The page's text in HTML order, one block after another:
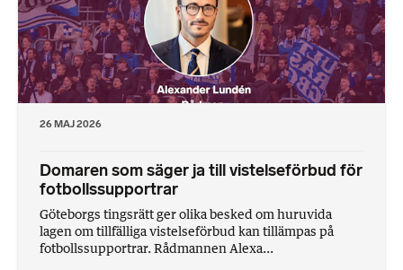
26 MAJ 2026
Domaren som säger ja till vistelseförbud för
fotbollssupportrar
Göteborgs tingsrätt ger olika besked om huruvida
lagen om tillfälliga vistelseförbud kan tillämpas på
fotbollssupportrar. Rådmannen Alexa...